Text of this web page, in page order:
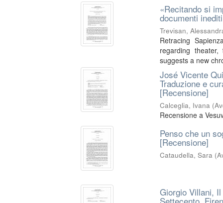
«Recitando si
documenti inediti
Trevisan,
Retracing
regarding
suggests a new
José Vicente
Traduzione e
[Recensione]
Calceglia, Ivana (
Recensione a
Penso che un
[Recensione]
Cataudella, Sara (
Giorgio Villani,